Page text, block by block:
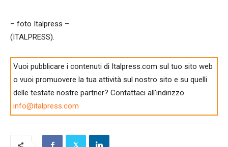
– foto Italpress –
(ITALPRESS).
Vuoi pubblicare i contenuti di Italpress.com sul tuo sito web
o vuoi promuovere la tua attività sul nostro sito e su quelli
delle testate nostre partner? Contattaci all'indirizzo
info@italpress.com